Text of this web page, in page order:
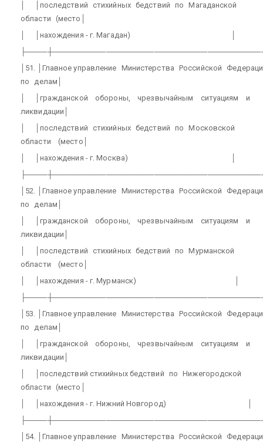
│последствий стихийных бедствий по
Магаданской
области (место│
│нахождения - г. Магадан)
│51. │Главное управление Министерства Российской
по
делам│
│гражданской обороны, чрезвычайным ситуациям
и
ликвидации│
│последствий стихийных бедствий по
Московской
области
(место│
│нахождения - г. Москва)
│52. │Главное управление Министерства Российской
по
делам│
│гражданской обороны, чрезвычайным ситуациям
и
ликвидации│
│последствий стихийных бедствий по
Мурманской
области
(место│
│нахождения - г. Мурманск)
│53. │Главное управление Министерства Российской
по
делам│
│гражданской обороны, чрезвычайным ситуациям
и
ликвидации│
│последствий стихийных бедствий по
Нижегородской
области (место│
│нахождения - г. Нижний Новгород)
│54. │Главное управление Министерства Российской